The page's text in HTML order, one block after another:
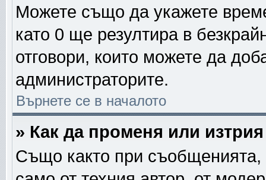
Можете също да укажете
като 0 ще резултира в
отговори, които можете да
администраторите.
Върнете се в началото
» Как да променя или изтрия
Също както при съобщенията,